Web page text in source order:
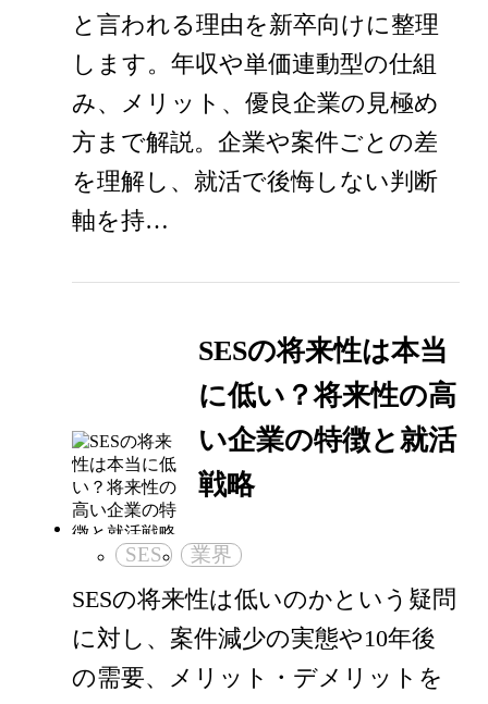
と言われる理由を新卒向けに整理
します。年収や単価連動型の仕組
み、メリット、優良企業の見極め
方まで解説。企業や案件ごとの差
を理解し、就活で後悔しない判断
軸を持…
SESの将来性は本当
に低い？将来性の高
い企業の特徴と就活
戦略
SES 業界
SESの将来性は低いのかという疑問
に対し、案件減少の実態や10年後
の需要、メリット・デメリットを